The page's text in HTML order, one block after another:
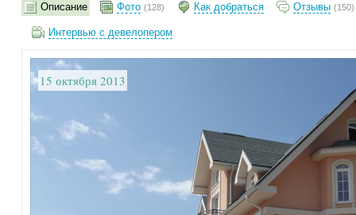
Описание Фото (128) Как добраться Отзывы (150)
Интервью с девелопером
15 октября 2013